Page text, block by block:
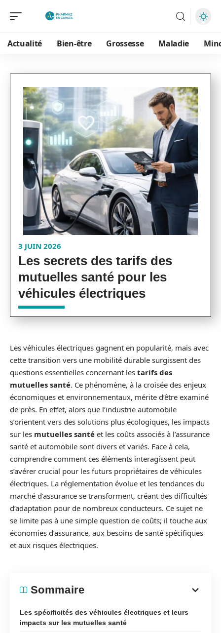
Actualité Bien-être Grossesse Maladie
3 JUIN 2026
Les secrets des tarifs des
mutuelles santé pour les
véhicules électriques
Les véhicules électriques gagnent en popularité, mais avec
cette transition vers une mobilité durable surgissent des
questions essentielles concernant les tarifs des
mutuelles santé. Ce phénomène, à la croisée des enjeux
économiques et environnementaux, mérite d’être examiné
de près. En effet, alors que l’industrie automobile
s’orientent vers des solutions plus écologiques, les impacts
sur les mutuelles santé et les coûts associés à l’assurance
santé et automobile sont divers et variés. Face à cela,
comprendre comment ces éléments interagissent peut
s’avérer crucial pour les futurs propriétaires de véhicules
électriques. La réglementation évolue et les tendances du
marché d’assurance se transforment, créant des difficultés
d’adaptation pour de nombreux conducteurs. Ce sujet ne
se limite pas à une simple question de coûts; il touche aux
économies d’assurance, aux besoins de santé spécifiques
et aux risques électriques.
Sommaire
Les spécificités des véhicules électriques et leurs
impacts sur les mutuelles santé